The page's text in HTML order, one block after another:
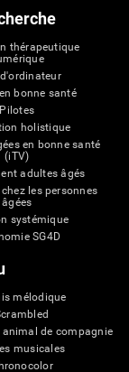
thérapeutique
bonne santé
Pilotes
holistique
en bonne santé
(iTV)
adultes âgés
les personnes
âgées
systémique
SG4D
mélodique
animal de compagnie
musicales